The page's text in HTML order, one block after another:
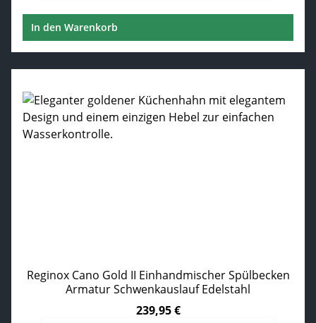
In den Warenkorb
Reginox Cano Gold II Einhandmischer Spülbecken
Armatur Schwenkauslauf Edelstahl
239,95 €